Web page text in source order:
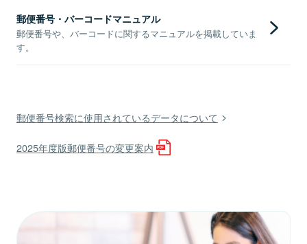
郵便番号・バーコードマニュアル
郵便番号や、バーコードに関するマニュアルを掲載していま
す。
郵便番号検索に使用されているデータについて
2025年度版郵便番号の変更案内